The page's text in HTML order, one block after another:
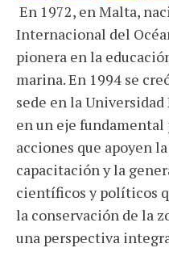
FacebookTwitterWhatsApp
En 1972, en Malta,
Internacional del
pionera en la
marina. En 1994 se
sede en la
en un eje fundamental
acciones que apoyen
capacitación y la
científicos y políticos
la conservación de la
una perspectiva